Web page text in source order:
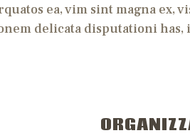
ea, vim sint magna ex,
delicata disputationi